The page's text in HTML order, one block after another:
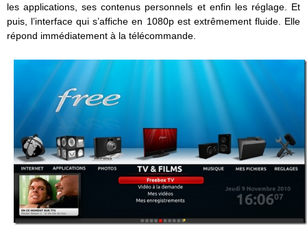
les applications, ses contenus personnels et enfin les réglage. Et
puis, l’interface qui s’affiche en 1080p est extrêmement fluide. Elle
répond immédiatement à la télécommande.